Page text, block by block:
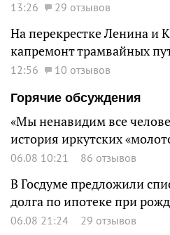
13:26 29 отзывов
На перекрестке Ленина и
капремонт трамвайных
12:56
10 отзывов
Горячие обсуждения
«Мы ненавидим все
история иркутских
06.08 10:21 86 отзывов
В Госдуме предложили
долга по ипотеке при
06.08 21:24 29 отзывов